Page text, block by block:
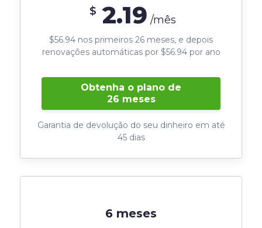
$ 2.19 /mês
$56.94 nos primeiros 26 meses, e depois
renovações automáticas por $56.94 por ano
Obtenha o plano de
26 meses
Garantia de devolução do seu dinheiro em até
45 dias
6 meses